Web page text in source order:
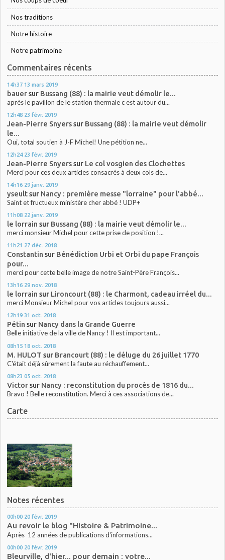
Nos traditions
Notre histoire
Notre patrimoine
Commentaires récents
14h37 13 mars 2019
bauersur Bussang (88) : la mairie veut démolir le...
après le pavillon de le station thermale c est autour du...
12h48 23 févr. 2019
Jean-Pierre Snyerssur Bussang (88) : la mairie veut démolir
le...
Oui, total soutien à J-F Michel! Une pétition ne...
12h24 23 févr. 2019
Jean-Pierre Snyerssur Le col vosgien des Clochettes
Merci pour ces deux articles consacrés à deux cols de...
14h16 29 janv. 2019
yseultsur Nancy : première messe "lorraine" pour l'abbé...
Saint et fructueux ministère cher abbé ! UDP+
11h08 22 janv. 2019
le lorrain sur Bussang (88) : la mairie veut démolir le...
merci monsieur Michel pour cette prise de position !...
11h21 27 déc. 2018
Constantin sur Bénédiction Urbi et Orbi du pape François
pour...
merci pour cette belle image de notre Saint-Père François...
13h16 29 nov. 2018
le lorrain sur Lironcourt (88) : le Charmont, cadeau irréel du...
merci Monsieur Michel pour vos articles toujours aussi...
12h19 31 oct. 2018
Pétin sur Nancy dans la Grande Guerre
Belle initiative de la ville de Nancy ! Il est important...
08h15 18 oct. 2018
M. HULOT sur Brancourt (88) : le déluge du 26 juillet 1770
C'était déjà sûrement la faute au réchauffement...
08h23 05 oct. 2018
Victorsur Nancy : reconstitution du procès de 1816 du...
Bravo ! Belle reconstitution. Merci à ces associations de...
Carte
Notes récentes
00h00 20 févr. 2019
Au revoir le blog "Histoire & Patrimoine...
Après 12 années de publications d'informations...
00h00 20 févr. 2019
Bleurville, d'hier... pour demain : votre...